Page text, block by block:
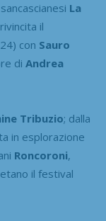
La
il
con Sauro
di Andrea
Tribuzio; dalla
in esplorazione
Roncoroni,
il festival